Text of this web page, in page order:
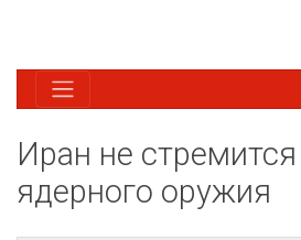
Иран не
ядерного оружия